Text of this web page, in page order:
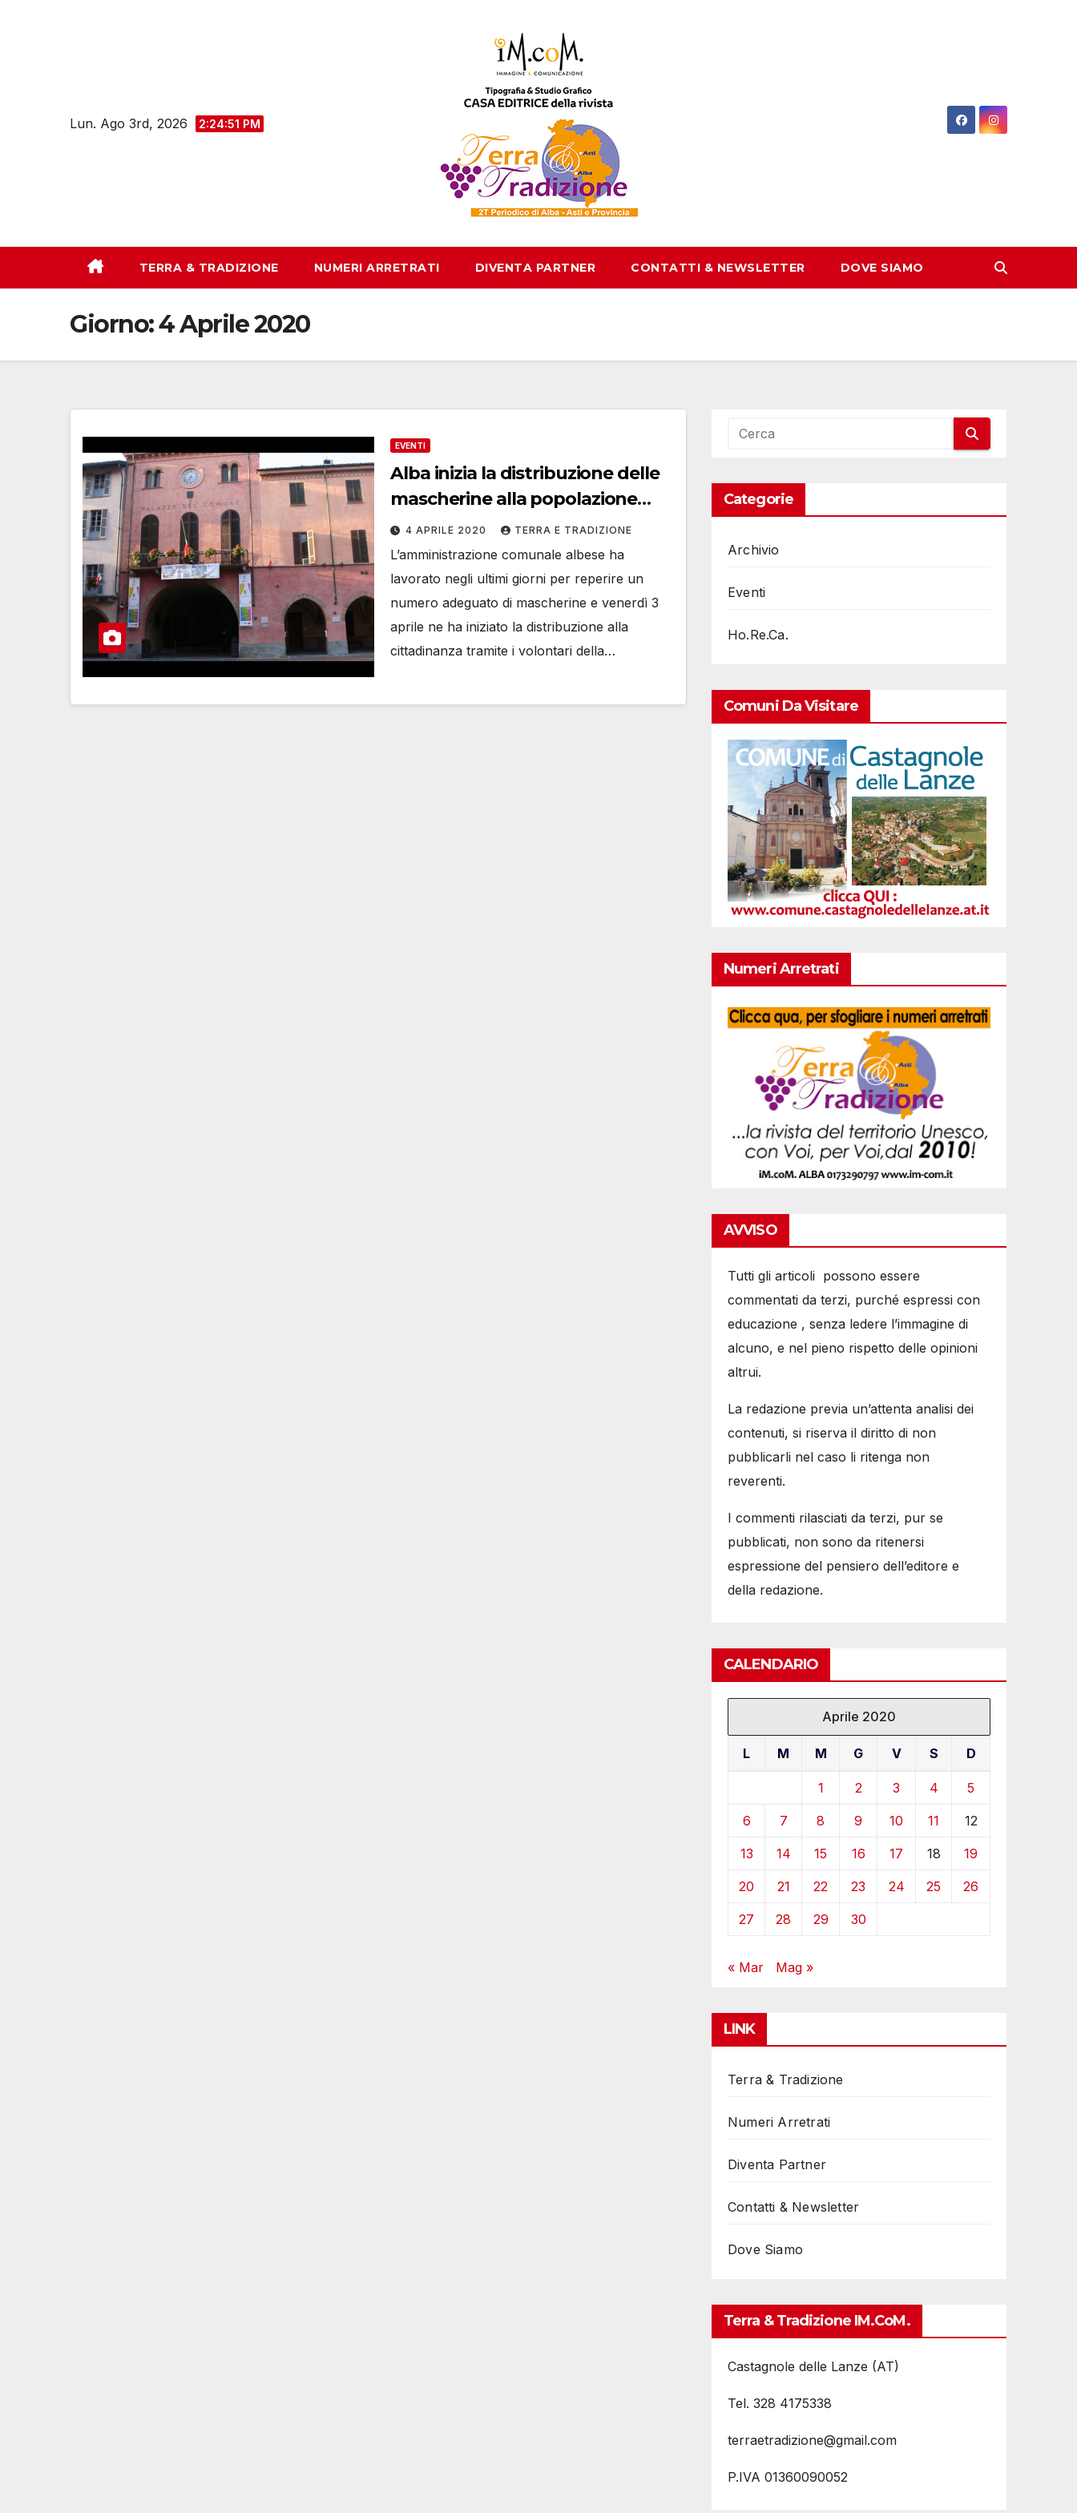
Lun. Ago 3rd, 2026 2:24:52 PM
TERRA & TRADIZIONE NUMERI ARRETRATI DIVENTA PARTNER CONTATTI & NEWSLETTER DOVE SIAMO
Giorno:4 Aprile 2020
EVENTI
Alba inizia la distribuzione delle
mascherine alla popolazione
anziana
4 APRILE 2020 TERRA E TRADIZIONE
L’amministrazione comunale albese ha
lavorato negli ultimi giorni per reperire un
numero adeguato di mascherine e venerdì 3
aprile ne ha iniziato la distribuzione alla
cittadinanza tramite i volontari della…
Categorie
Archivio
Eventi
Ho.Re.Ca.
Comuni Da Visitare
Numeri Arretrati
AVVISO
Tutti gli articoli possono essere
commentati da terzi, purché espressi con
educazione , senza ledere l’immagine di
alcuno, e nel pieno rispetto delle opinioni
altrui.
La redazione previa un’attenta analisi dei
contenuti, si riserva il diritto di non
pubblicarli nel caso li ritenga non
reverenti.
I commenti rilasciati da terzi, pur se
pubblicati, non sono da ritenersi
espressione del pensiero dell’editore e
della redazione.
CALENDARIO
Aprile 2020
L M M G V S D
1 2 3 4 5
6 7 8 9 10 11 12
13 14 15 16 17 18 19
20 21 22 23 24 25 26
27 28 29 30
« Mar Mag »
LINK
Terra & Tradizione
Numeri Arretrati
Diventa Partner
Contatti & Newsletter
Dove Siamo
Terra & Tradizione IM.coM.
Castagnole delle Lanze (AT)
Tel. 328 4175338
terraetradizione@gmail.com
P.IVA 01360090052